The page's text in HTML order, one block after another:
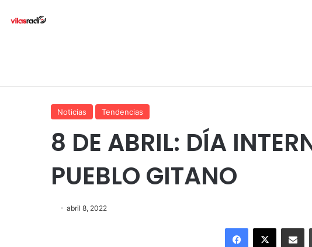
Noticias Tendencias
8 DE ABRIL: DÍA
PUEBLO GITANO
abril 8, 2022
Facebook
X